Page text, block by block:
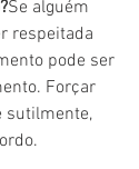
Se alguém
respeitada
pode ser
Forçar
sutilmente,